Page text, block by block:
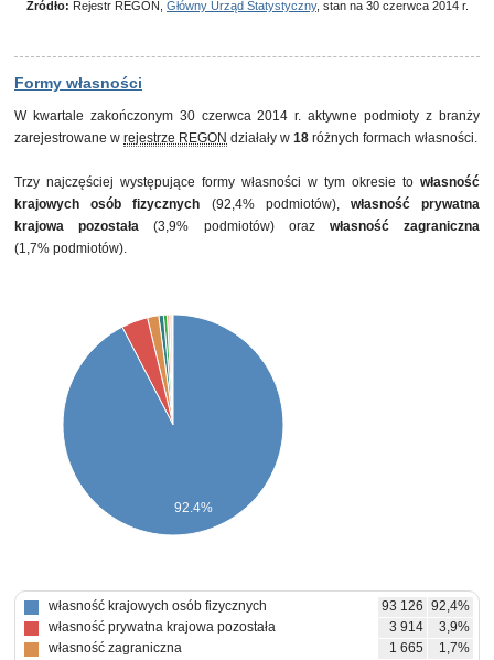
Źródło: Rejestr REGON, Główny Urząd Statystyczny, stan na 30 czerwca 2014 r.
Formy własności
W kwartale zakończonym 30 czerwca 2014 r. aktywne podmioty z branży
zarejestrowane w rejestrze REGON działały w 18 różnych formach własności.
Trzy najczęściej występujące formy własności w tym okresie to własność
krajowych osób fizycznych (92,4% podmiotów), własność prywatna
krajowa pozostała (3,9% podmiotów) oraz własność zagraniczna
(1,7% podmiotów).
92.4%
własność krajowych osób fizycznych 93 126 92,4%
własność prywatna krajowa pozostała
3 914
3,9%
własność zagraniczna
1 665
1,7%